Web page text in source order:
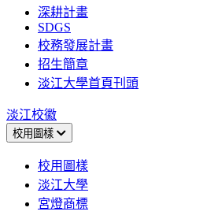
深耕計畫
SDGS
校務發展計畫
招生簡章
淡江大學首頁刊頭
淡江校徽
校用圖樣
校用圖樣
淡江大學
宮燈商標